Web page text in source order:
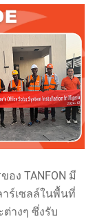
ง TANFON มี
ร์เซลล์ในพื้นที่
างๆ ซึ่งรับ